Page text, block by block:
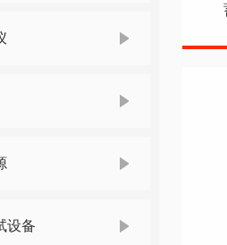
设备